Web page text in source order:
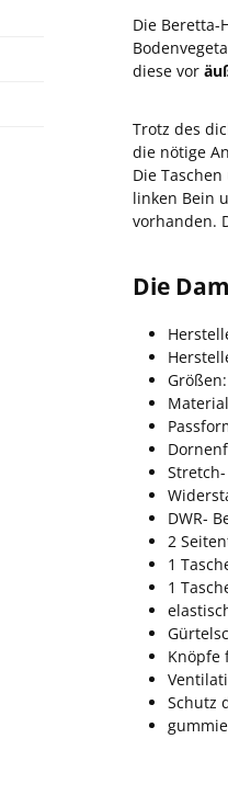
Die Beretta-
diese vor
Trotz des
die nötige
Die
linken Bein
vorhanden.
Die
Größen:
DWR-
2
1
1
Knöpfe
Schutz